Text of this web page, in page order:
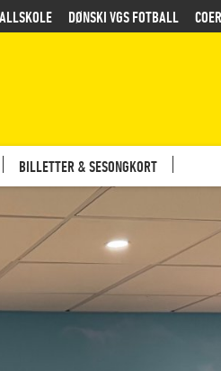
DØNSKI VGS FOTBALL
BILLETTER & SESONGKORT